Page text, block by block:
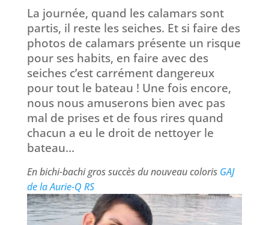
La journée, quand les calamars sont
partis, il reste les seiches. Et si faire des
photos de calamars présente un risque
pour ses habits, en faire avec des
seiches c’est carrément dangereux
pour tout le bateau ! Une fois encore,
nous nous amuserons bien avec pas
mal de prises et de fous rires quand
chacun a eu le droit de nettoyer le
bateau…
En bichi-bachi gros succès du nouveau coloris GAJ
de la Aurie-Q RS